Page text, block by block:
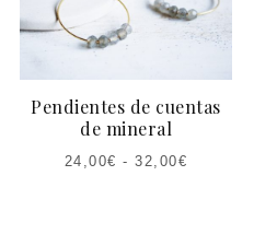
Pendientes de cuentas
de mineral
24,00€ -32,00€